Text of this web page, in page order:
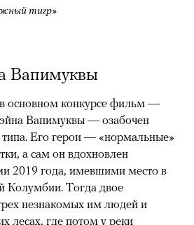
тигр»
Вапимуквы
основном конкурсе фильм —
Вапимуквы — озабочен
Его герои — «нормальные»
а сам он вдохновлен
2019 года, имевшими место в
Колумбии. Тогда двое
незнакомых им людей и
лесах, где потом у реки